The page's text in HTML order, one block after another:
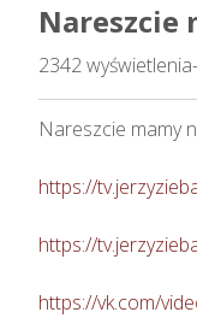
Nareszcie
2342wyświetlenia-
Nareszcie mamy
https://
https://
https://vk.com/